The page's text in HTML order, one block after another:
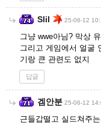
Slil 25-06-12
그냥 wwe아님? 막상
그리고 게임에서 얼굴
기랑 큰 관련도 없지
답글
겜안분 25-06-12
근들갑떨고 실드쳐주